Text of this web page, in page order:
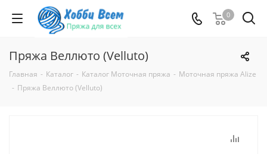
0
Пряжа Веллюто (Velluto)
Главная - Каталог - Каталог Моточная пряжа - Моточная пряжа Alize
- Пряжа Веллюто (Velluto)